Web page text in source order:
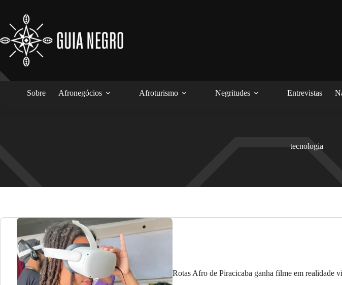
conteúdo
Sobre Afronegócios Afroturismo Negritudes Entrevistas
tecnologia
Rotas Afro de Piracicaba ganha filme em realidade